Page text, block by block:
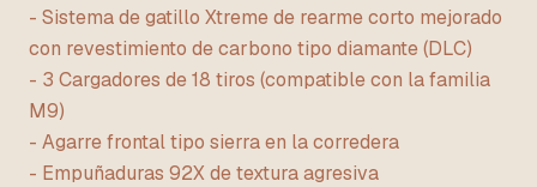
- Sistema de gatillo Xtreme de rearme corto mejorado
con revestimiento de carbono tipo diamante (DLC)
- 3 Cargadores de 18 tiros (compatible con la familia
M9)
- Agarre frontal tipo sierra en la corredera
- Empuñaduras 92X de textura agresiva